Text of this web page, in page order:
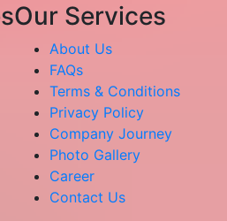
Our Services
About Us
FAQs
Terms & Conditions
Privacy Policy
Company Journey
Photo Gallery
Career
Contact Us